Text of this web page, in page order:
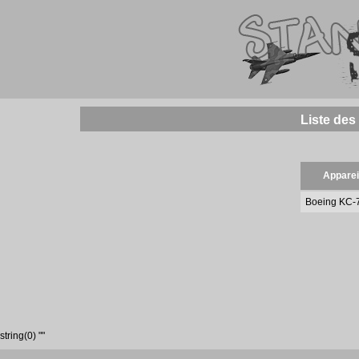
Liste
Appareil
Boeing KC-
string(0) ""